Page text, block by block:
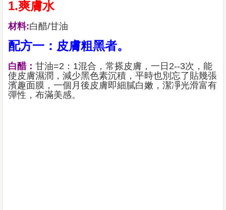
1.爽膚水
材料:白醋/甘油
配方一：皮膚粗黑者。
白醋： 甘油=2：1混合，常搽皮膚，一日2--3次，能
使皮膚濕潤，減少黑色素沉積，平時也別忘了貼幾張
濱趣面膜，一個月後皮膚即細膩白嫩，潔凈光滑富有
彈性，布滿美感。